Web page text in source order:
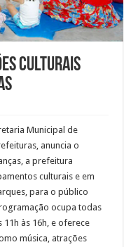
culturais
Municipal de
anuncia o
a prefeitura
culturais e em
para o público
ocupa todas
às 16h, e oferece
música, atrações